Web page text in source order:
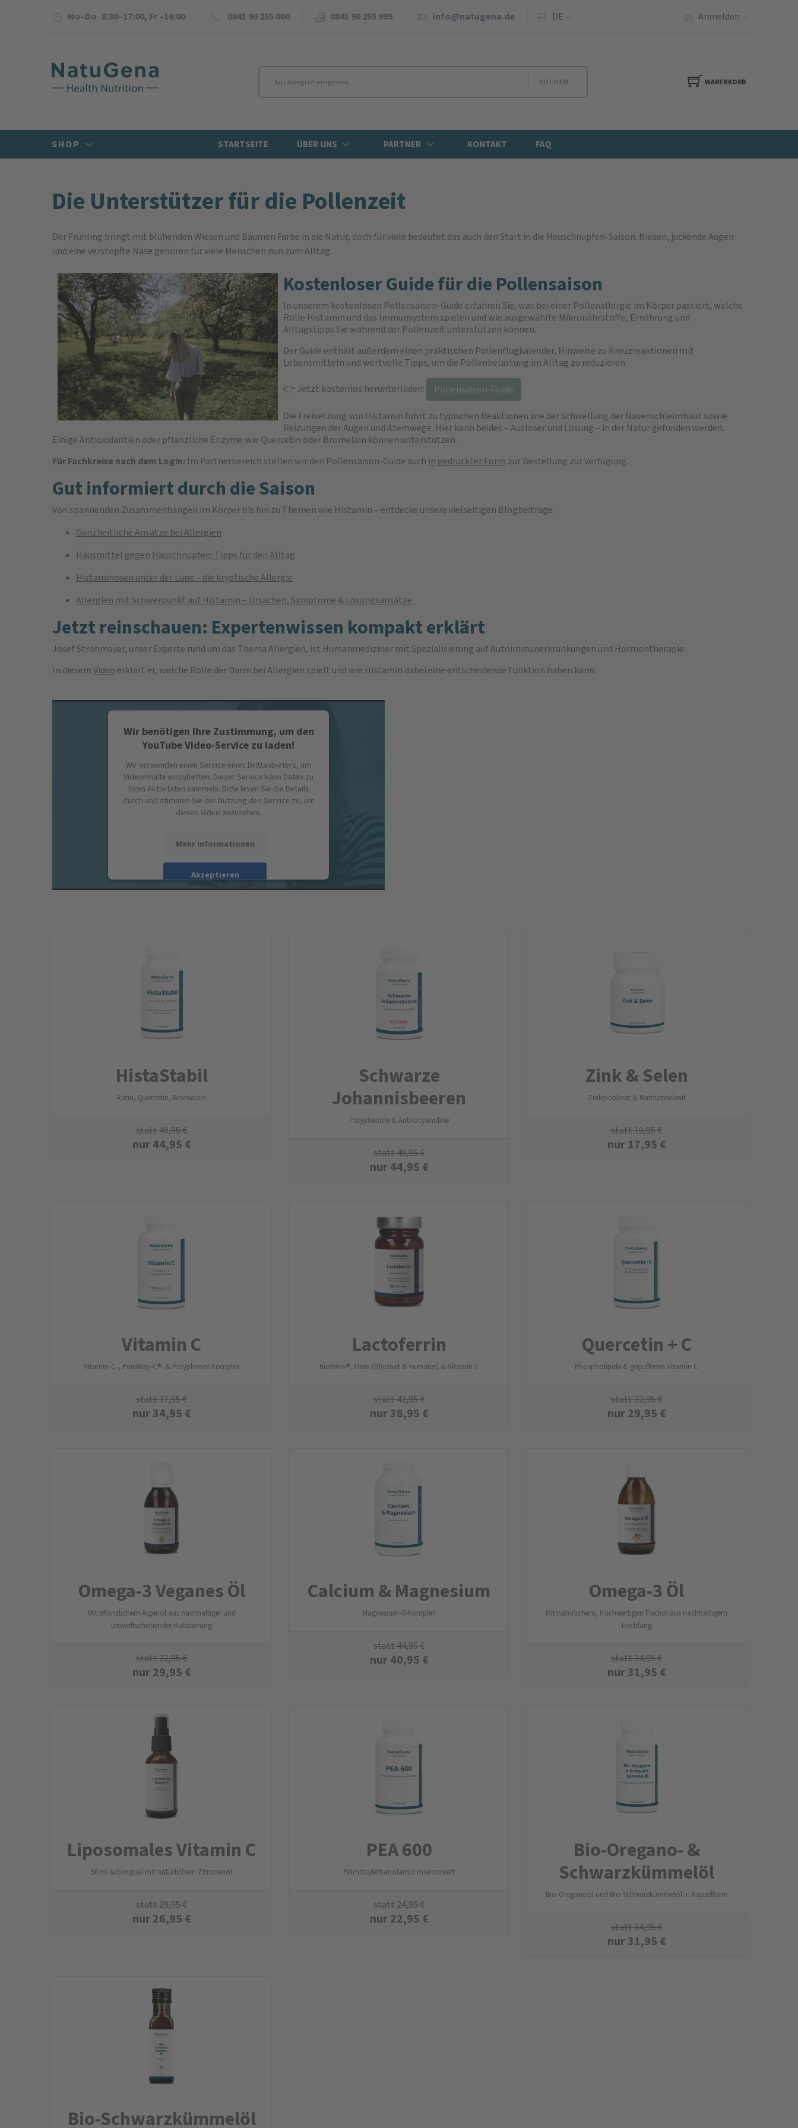
Mo–Do 8:30–17:00, Fr –16:00 0841 90 255 000 0841 90 255 999 info@natugena.de DE Anmelden
SUCHEN WARENKORB
SHOP STARTSEITE ÜBER UNS PARTNER KONTAKT FAQ
Die Unterstützer für die Pollenzeit
Der Frühling bringt mit blühenden Wiesen und Bäumen Farbe in die Natur, doch für viele bedeutet das auch den Start in die Heuschnupfen-Saison. Niesen, juckende Augen
und eine verstopfte Nase gehören für viele Menschen nun zum Alltag.
Kostenloser Guide für die Pollensaison
In unserem kostenlosen Pollensaison-Guide erfahren Sie, was bei einer Pollenallergie im Körper passiert, welche
Rolle Histamin und das Immunsystem spielen und wie ausgewählte Mikronährstoffe, Ernährung und
Alltagstipps Sie während der Pollenzeit unterstützen können.
Der Guide enthält außerdem einen praktischen Pollenflugkalender, Hinweise zu Kreuzreaktionen mit
Lebensmitteln und wertvolle Tipps, um die Pollenbelastung im Alltag zu reduzieren.
👉 Jetzt kostenlos herunterladen: Pollensaison-Guide
Die Freisetzung von Histamin führt zu typischen Reaktionen wie der Schwellung der Nasenschleimhaut sowie
Reizungen der Augen und Atemwege. Hier kann beides – Auslöser und Lösung – in der Natur gefunden werden.
Einige Antioxidantien oder pflanzliche Enzyme wie Quercetin oder Bromelain können unterstützen.
Für Fachkreise nach dem Login: Im Partnerbereich stellen wir den Pollensaison-Guide auch in gedruckter Form zur Bestellung zur Verfügung.
Gut informiert durch die Saison
Von spannenden Zusammenhängen im Körper bis hin zu Themen wie Histamin – entdecke unsere vielseitigen Blogbeiträge:
Ganzheitliche Ansätze bei Allergien
Hausmittel gegen Hauschnupfen: Tipps für den Alltag
Histaminosen unter der Lupe – die kryptische Allergie
Allergien mit Schwerpunkt auf Histamin – Ursachen, Symptome & Lösungsansätze
Jetzt reinschauen: Expertenwissen kompakt erklärt
Josef Strohmayer, unser Experte rund um das Thema Allergien, ist Humanmediziner mit Spezialisierung auf Autoimmunerkrankungen und Hormontherapie.
In diesemVideoerklärt er, welche Rolle der Darm bei Allergien spielt und wie Histamin dabei eine entscheidende Funktion haben kann.
Wir benötigen Ihre Zustimmung, um den
YouTube Video-Service zu laden!
Wir verwenden einen Service eines Drittanbieters, um
Videoinhalte einzubetten. Dieser Service kann Daten zu
Ihren Aktivitäten sammeln. Bitte lesen Sie die Details
durch und stimmen Sie der Nutzung des Service zu, um
dieses Video anzusehen.
Mehr Informationen
Akzeptieren
HistaStabil
Rutin, Quercetin, Bromelain
statt49,95€
nur44,95 €
Schwarze
Johannisbeeren
Polyphenole & Anthocyanidine
statt49,95€
nur44,95 €
Zink & Selen
Zinkpicolinat & Natriumselenit
statt19,95€
nur17,95 €
Vitamin C
Vitamin-C-, PureWay-C®- & Polyphenol-Komplex
statt37,95€
nur34,95 €
Lactoferrin
Bioferrin®, Eisen (Glycinat & Fumarat) & Vitamin C
statt42,95€
nur38,95 €
Quercetin + C
Phospholipide & gepuffertes Vitamin C
statt32,95€
nur29,95 €
Omega-3 Veganes Öl
Mit pflanzlichem Algenöl aus nachhaltiger und
umweltschonender Kultivierung
statt32,95€
nur29,95 €
Calcium & Magnesium
Magnesium-4-Komplex
statt44,95€
nur40,95 €
Omega-3 Öl
Mit natürlichem, hochwertigen Fischöl aus nachhaltigem
Fischfang
statt34,95€
nur31,95 €
Liposomales Vitamin C
50 ml sublingual mit natürlichem Zitronenöl
statt29,95€
nur26,95 €
PEA 600
Palmitoylethanolamid mikronisiert
statt24,95€
nur22,95 €
Bio-Oregano- &
Schwarzkümmelöl
Bio-Oreganoöl und Bio-Schwarzkümmelöl in Kapselform
statt34,95€
nur31,95 €
Bio-Schwarzkümmelöl